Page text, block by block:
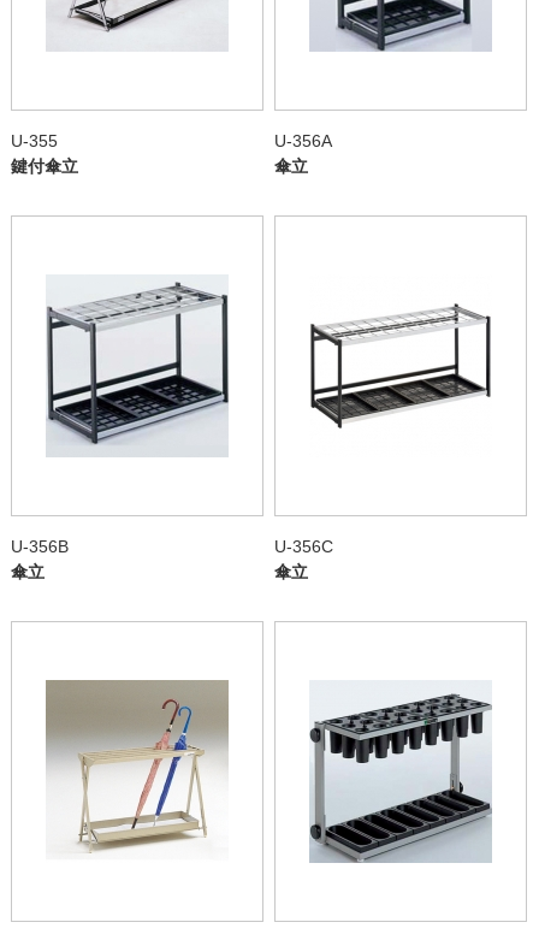
U-355
鍵付傘立
U-356A
傘立
U-356B
傘立
U-356C
傘立